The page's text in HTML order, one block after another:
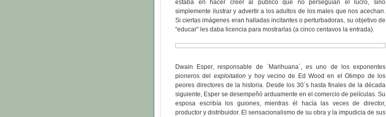
estaba en hacer creer al público que no perseguían el lucro, sino
simplemente ilustrar y advertir a los adultos de los males que nos acechan.
Si ciertas imágenes eran halladas incitantes o perturbadoras, su objetivo de
"educar" les daba licencia para mostrarlas (a cinco centavos la entrada).
Dwain Esper, responsable de `Marihuana´, es uno de los exponentes
pioneros del exploitation y hoy vecino de Ed Wood en el Olimpo de los
peores directores de la historia. Desde los 30`s hasta finales de la década
siguiente, Esper se desempeñó arduamente en el comercio de películas. Su
esposa escribía los guiones, mientras él hacía las veces de director,
productor y distribuidor. El sensacionalismo de su obra y la impudicia de sus